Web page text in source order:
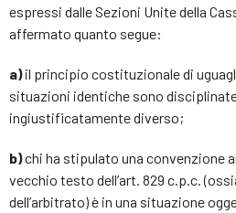
espressi dalle Sezioni Unite della
affermato quanto segue:
a)il principio costituzionale di
situazioni identiche sono
ingiustificatamente diverso;
b)chi ha stipulato una convenzione
vecchio testo dell’art. 829 c.p.c.
dell’arbitrato) è in una situazione